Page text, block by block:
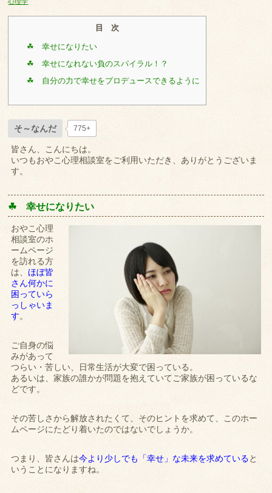
目 次
☘ 幸せになりたい
☘ 幸せになれない負のスパイラル！？
☘ 自分の力で幸せをプロデュースできるように
そ～なんだ 775+
皆さん、こんにちは。
いつもおやこ心理相談室をご利用いただき、ありがとうございま
す。
☘ 幸せになりたい
おやこ心理
相談室のホ
ームページ
を訪れる方
は、ほぼ皆
さん何かに
困っていら
っしゃいま
す。
ご自身の悩
みがあって
つらい・苦しい、日常生活が大変で困っている。
あるいは、家族の誰かが問題を抱えていてご家族が困っているな
どです。
その苦しさから解放されたくて、そのヒントを求めて、このホー
ムページにたどり着いたのではないでしょうか。
つまり、皆さんは今より少しでも「幸せ」な未来を求めていると
いうことになりますね。